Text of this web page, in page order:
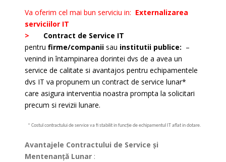
Va oferim cel mai bun serviciu in: Externalizarea
serviciilor IT
>
Contract de Service IT
pentru firme/companii sau institutii publice: –
venind in întampinarea dorintei dvs de a avea un
service de calitate si avantajos pentru echipamentele
dvs IT va propunem un contract de service lunar*
care asigura interventia noastra prompta la solicitari
precum si revizii lunare.
* Costul contractului de service va fi stabilit in funcţie de echipamentul IT aflat in dotare.
Avantajele Contractului de Service şi
Mentenanţă Lunar :